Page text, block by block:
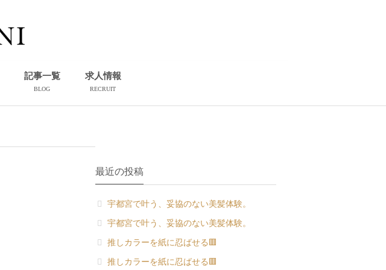
記事一覧
BLOG
求人情報
RECRUIT
最近の投稿
宇都宮で叶う、妥協のない美髪体験。
宇都宮で叶う、妥協のない美髪体験。
推しカラーを紙に忍ばせる🟥
推しカラーを紙に忍ばせる🟥